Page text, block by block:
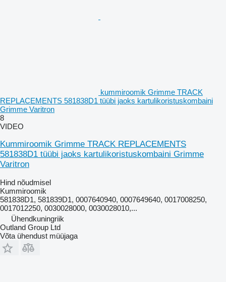
kummiroomik Grimme TRACK
REPLACEMENTS 581838D1 tüübi jaoks kartulikoristuskombaini
Grimme Varitron
8
VIDEO
Kummiroomik Grimme TRACK REPLACEMENTS
581838D1 tüübi jaoks kartulikoristuskombaini Grimme
Varitron
Hind nõudmisel
Kummiroomik
581838D1, 581839D1, 0007640940, 0007649640, 0017008250,
0017012250, 0030028000, 0030028010,...
Ühendkuningriik
Outland Group Ltd
Võta ühendust müüjaga